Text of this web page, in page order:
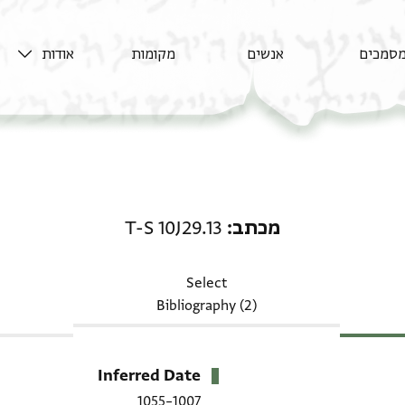
מסמכים אנשים מקומות אודות
מכתב T-S 10J29.13
Select
Bibliography (2)
Inferred Date